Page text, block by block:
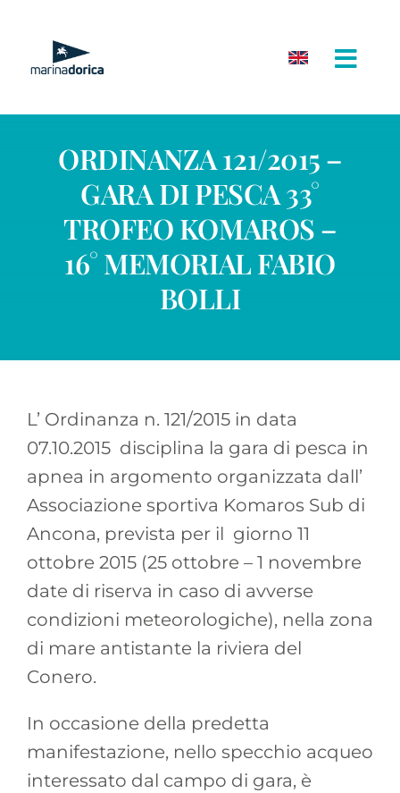
contenuto
ORDINANZA 121/2015 –
GARA DI PESCA 33°
TROFEO KOMAROS –
16° MEMORIAL FABIO
BOLLI
L’ Ordinanza n. 121/2015 in data
07.10.2015 disciplina la gara di pesca in
apnea in argomento organizzata dall’
Associazione sportiva Komaros Sub di
Ancona, prevista per il giorno 11
ottobre 2015 (25 ottobre – 1 novembre
date di riserva in caso di avverse
condizioni meteorologiche), nella zona
di mare antistante la riviera del
Conero.
In occasione della predetta
manifestazione, nello specchio acqueo
interessato dal campo di gara, è